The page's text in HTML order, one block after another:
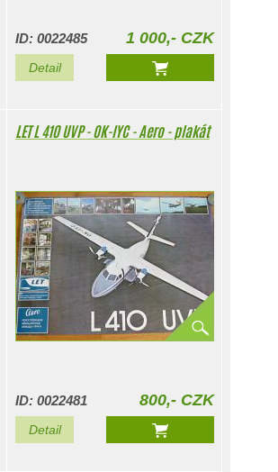
ID: 0022485 1 000,- CZK
Detail
LET L 410 UVP - OK-IYC - Aero - plakát
ID: 0022481 800,- CZK
Detail